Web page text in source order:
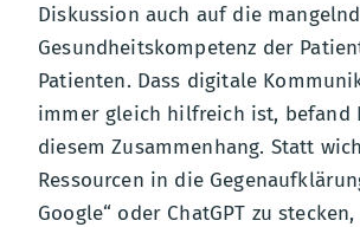
Diskussion auch auf die
Gesundheitskompetenz der
Patienten. Dass digitale
immer gleich hilfreich ist, befand
diesem Zusammenhang. Statt
Ressourcen in die
Google“ oder ChatGPT zu